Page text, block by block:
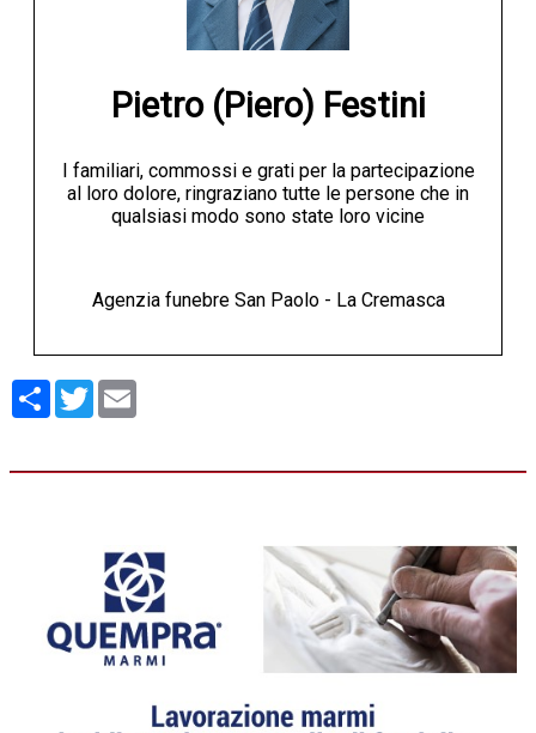
Pietro (Piero) Festini
I familiari, commossi e grati per la partecipazione
al loro dolore, ringraziano tutte le persone che in
qualsiasi modo sono state loro vicine
Agenzia funebre San Paolo - La Cremasca
Condividi
Twitter